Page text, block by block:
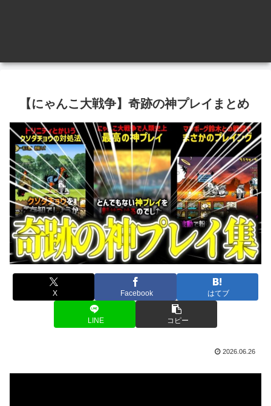
【にゃんこ大戦争】奇跡の神プレイまとめ
X Facebook はてブ
LINE コピー
2026.06.26